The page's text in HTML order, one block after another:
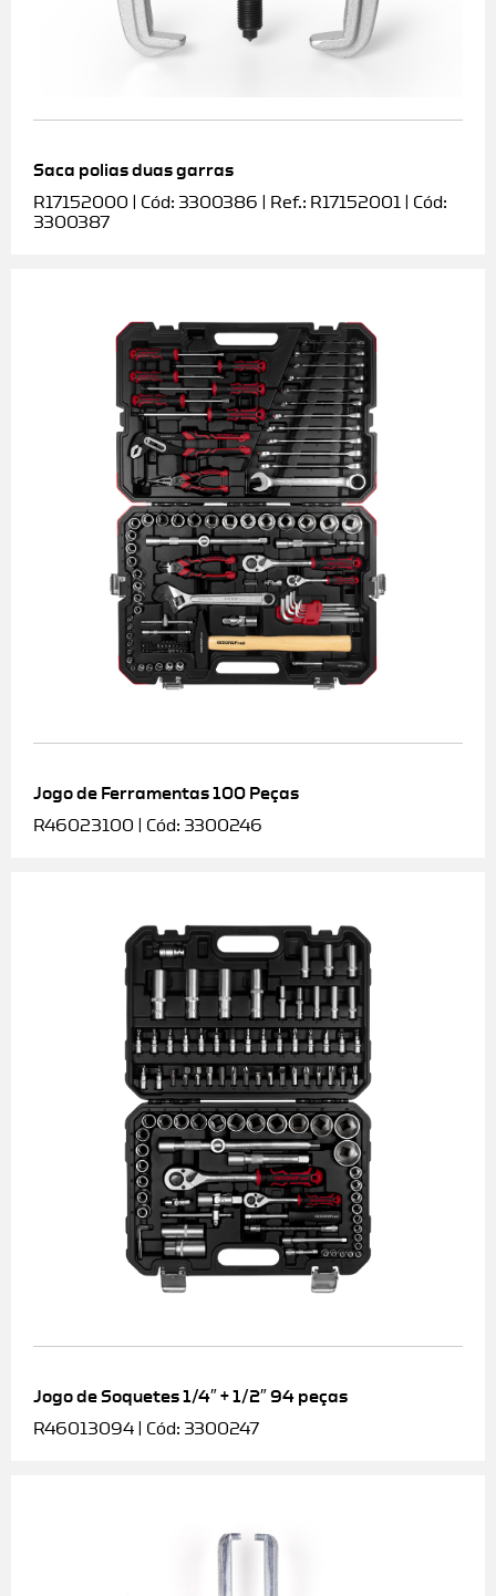
Saca polias duas garras
R17152000 | Cód: 3300386 | Ref.: R17152001 | Cód:
3300387
Jogo de Ferramentas 100 Peças
R46023100 | Cód: 3300246
Jogo de Soquetes 1/4″ + 1/2″ 94 peças
R46013094 | Cód: 3300247